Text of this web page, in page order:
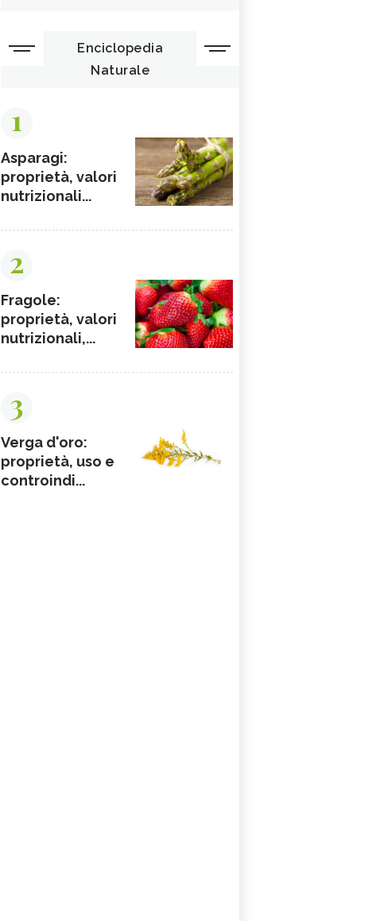
Enciclopedia
Naturale
1
Asparagi:
proprietà, valori
nutrizionali...
2
Fragole:
proprietà, valori
nutrizionali,...
3
Verga d'oro:
proprietà, uso e
controindi...